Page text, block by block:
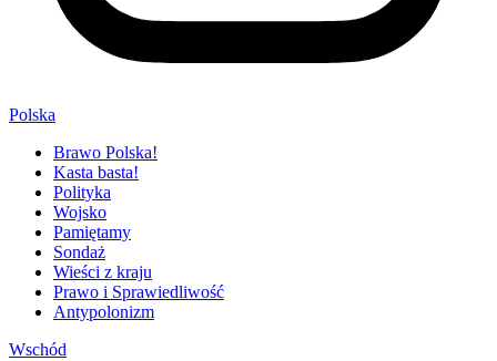
Polska
Brawo Polska!
Kasta basta!
Polityka
Wojsko
Pamiętamy
Sondaż
Wieści z kraju
Prawo i Sprawiedliwość
Antypolonizm
Wschód